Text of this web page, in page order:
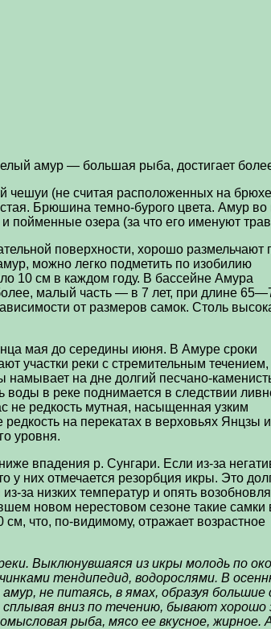
амур — большая рыба, достигает
(не считая расположенных на
Брюшина темно-бурого цвета. Амур во
пойменные озера (за что его именуют
поверхности, хорошо размельчают
можно легко подметить по изобилию
10 см в каждом году. В бассейне Амура
малый часть — в 7 лет, при длине
от размеров самок. Столь
мая до середины июня. В Амуре сроки
участки реки с стремительным течением,
намывает на дне долгий песчано-
воды в реке поднимается в следствии
не редкость мутная, насыщенная узким
на перекатах в верховьях Янцзы
уровня.
впадения р. Сунгари. Если из-за
них отмечается резорбция икры. Это
за низких температур и опять
новом нерестовом сезоне такие самки
что, по-видимому, отражает возрастное
Выклюнувшаяся из икры молодь по
тендипедид, водорослями. В
не питаясь, в ямах, образуя
вниз по течению, бывают
рыба, мясо ее вкусное, жирное.